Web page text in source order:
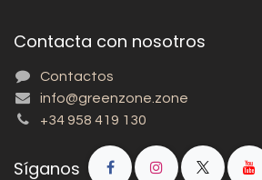
Contacta con nosotros
Contactos
info@greenzone.zone
+34 958 419 130
Síganos